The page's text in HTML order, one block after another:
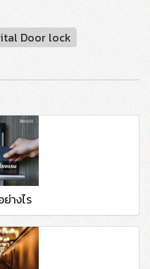
Door lock
างไร